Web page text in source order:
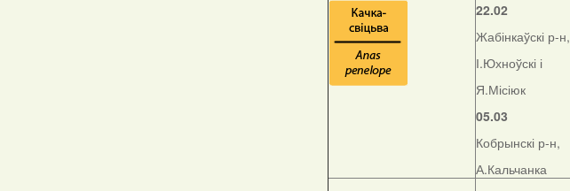
22.02
Жабінкаўскі р-н,
І.Юхноўскі і
Я.Місіюк
05.03
Кобрынскі р-н,
А.Кальчанка